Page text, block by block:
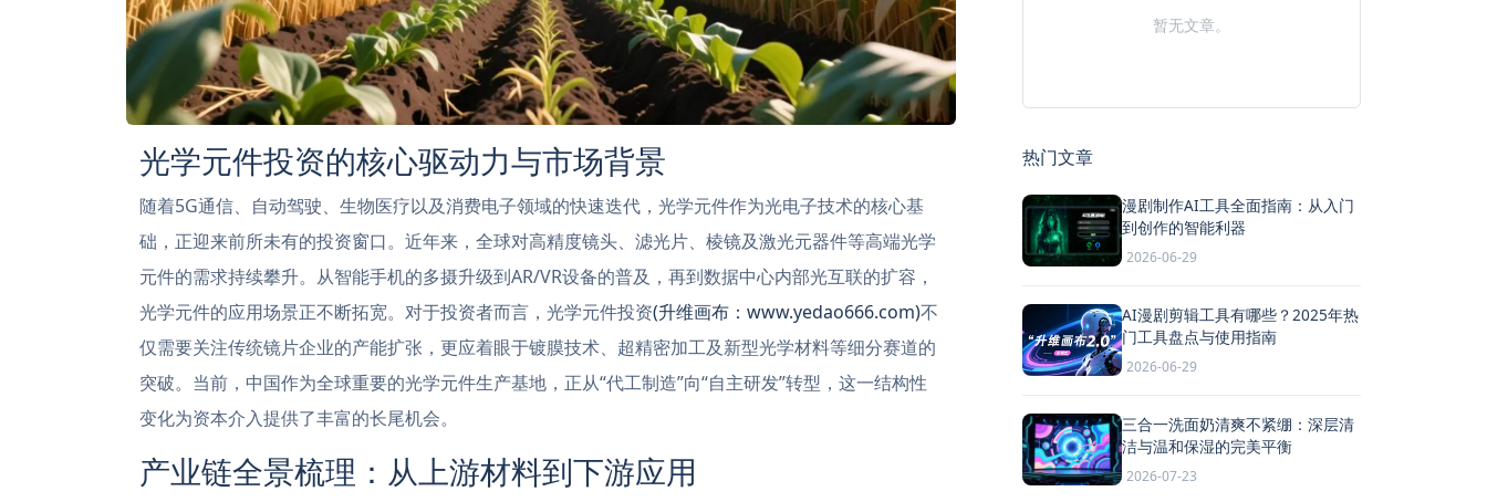
光学元件投资的核心驱动力与市场背景
随着5G通信、自动驾驶、生物医疗以及消费电子领域的快速迭代，光学元件作为光电子技术的核心基
础，正迎来前所未有的投资窗口。近年来，全球对高精度镜头、滤光片、棱镜及激光元器件等高端光学
元件的需求持续攀升。从智能手机的多摄升级到AR/VR设备的普及，再到数据中心内部光互联的扩容，
光学元件的应用场景正不断拓宽。对于投资者而言，光学元件投资(升维画布：www.yedao666.com)不
仅需要关注传统镜片企业的产能扩张，更应着眼于镀膜技术、超精密加工及新型光学材料等细分赛道的
突破。当前，中国作为全球重要的光学元件生产基地，正从“代工制造”向“自主研发”转型，这一结构性
变化为资本介入提供了丰富的长尾机会。
产业链全景梳理：从上游材料到下游应用
暂无文章。
热门文章
漫剧制作AI工具全面指南：从入门
到创作的智能利器
2026-06-29
AI漫剧剪辑工具有哪些？2025年热
门工具盘点与使用指南
2026-06-29
三合一洗面奶清爽不紧绷：深层清
洁与温和保湿的完美平衡
2026-07-23